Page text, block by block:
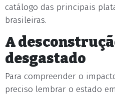
catálogo das principais
brasileiras.
A
desgastado
Para compreender o
preciso lembrar o estado